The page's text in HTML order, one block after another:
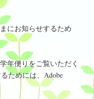
にお知らせするため
年便りをご覧いただく
ためには、Adobe